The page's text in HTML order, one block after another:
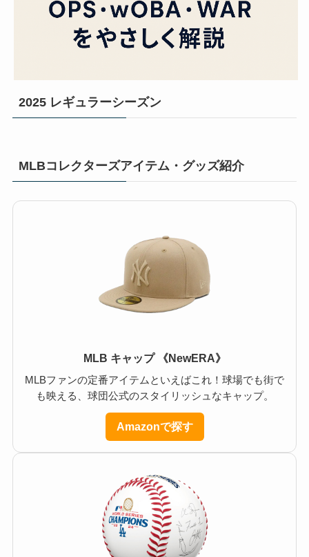
2025 レギュラーシーズン
MLBコレクターズアイテム・グッズ紹介
MLB キャップ 《NewERA》
MLBファンの定番アイテムといえばこれ！球場でも街で
も映える、球団公式のスタイリッシュなキャップ。
Amazonで探す